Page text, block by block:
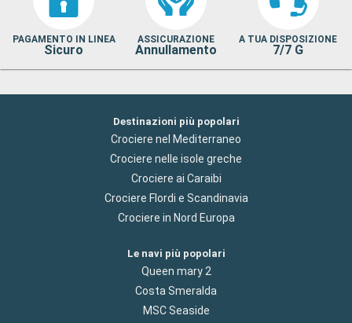
PAGAMENTO IN LINEA
Sicuro
ASSICURAZIONE
Annullamento
A TUA DISPOSIZIONE
7/7 G
Destinazioni più popolari
Crociere nel Mediterraneo
Crociere nelle isole greche
Crociere ai Caraibi
Crociere Flordi e Scandinavia
Crociere in Nord Europa
Le navi più popolari
Queen mary 2
Costa Smeralda
MSC Seaside